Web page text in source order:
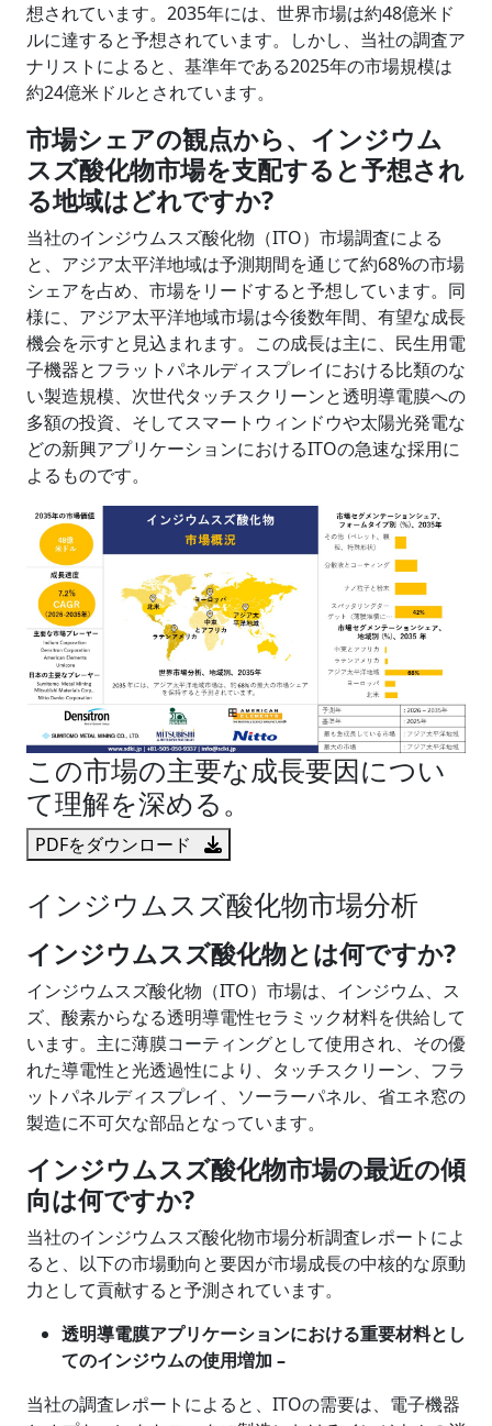
想されています。2035年には、世界市場は約48億米ド
ルに達すると予想されています。しかし、当社の調査ア
ナリストによると、基準年である2025年の市場規模は
約24億米ドルとされています。
市場シェアの観点から、インジウム
スズ酸化物市場を支配すると予想され
る地域はどれですか?
当社のインジウムスズ酸化物（ITO）市場調査による
と、アジア太平洋地域は予測期間を通じて約68%の市場
シェアを占め、市場をリードすると予想しています。同
様に、アジア太平洋地域市場は今後数年間、有望な成長
機会を示すと見込まれます。この成長は主に、民生用電
子機器とフラットパネルディスプレイにおける比類のな
い製造規模、次世代タッチスクリーンと透明導電膜への
多額の投資、そしてスマートウィンドウや太陽光発電な
どの新興アプリケーションにおけるITOの急速な採用に
よるものです。
この市場の主要な成長要因につい
て理解を深める。
PDFをダウンロード
インジウムスズ酸化物市場分析
インジウムスズ酸化物とは何ですか?
インジウムスズ酸化物（ITO）市場は、インジウム、ス
ズ、酸素からなる透明導電性セラミック材料を供給して
います。主に薄膜コーティングとして使用され、その優
れた導電性と光透過性により、タッチスクリーン、フラ
ットパネルディスプレイ、ソーラーパネル、省エネ窓の
製造に不可欠な部品となっています。
インジウムスズ酸化物市場の最近の傾
向は何ですか?
当社のインジウムスズ酸化物市場分析調査レポートによ
ると、以下の市場動向と要因が市場成長の中核的な原動
力として貢献すると予測されています。
透明導電膜アプリケーションにおける重要材料とし
てのインジウムの使用増加 –
当社の調査レポートによると、ITOの需要は、電子機器